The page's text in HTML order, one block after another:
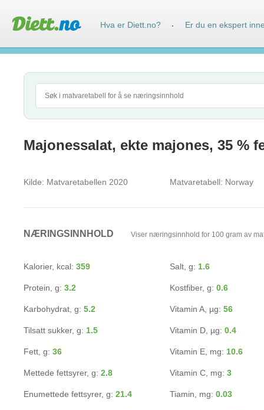
Majonessalat, ekte majones, 35 %
Kilde: Matvaretabellen 2020 Matvaretabell: Norway
NÆRINGSINNHOLD Viser næringsinnhold for 100 gram av
Kalorier, kcal: 359
Protein, g: 3.2
Karbohydrat, g: 5.2
Tilsatt sukker, g: 1.5
Fett, g: 36
Mettede fettsyrer, g: 2.8
Enumettede fettsyrer, g: 21.4
Salt, g: 1.6
Kostfiber, g: 0.6
Vitamin A, µg: 56
Vitamin D, µg: 0.4
Vitamin E, mg: 10.6
Vitamin C, mg: 3
Tiamin, mg: 0.03
Hva er Diett.no? · Er du en ekspert